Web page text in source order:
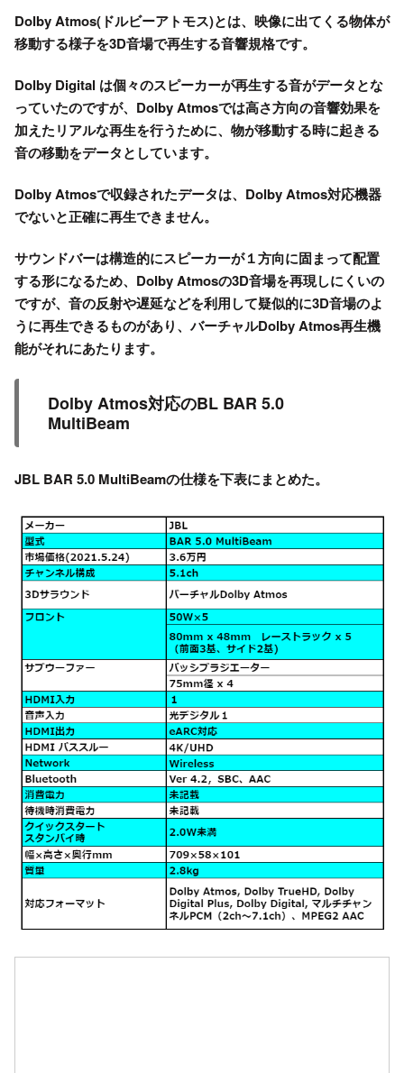
Dolby Atmos(ドルビーアトモス)とは、映像に出てくる物体が
移動する様子を3D音場で再生する音響規格です。
Dolby Digital は個々のスピーカーが再生する音がデータとな
っていたのですが、Dolby Atmosでは高さ方向の音響効果を
加えたリアルな再生を行うために、物が移動する時に起きる
音の移動をデータとしています。
Dolby Atmosで収録されたデータは、Dolby Atmos対応機器
でないと正確に再生できません。
サウンドバーは構造的にスピーカーが１方向に固まって配置
する形になるため、Dolby Atmosの3D音場を再現しにくいの
ですが、音の反射や遅延などを利用して疑似的に3D音場のよ
うに再生できるものがあり、バーチャルDolby Atmos再生機
能がそれにあたります。
Dolby Atmos対応のBL BAR 5.0
MultiBeam
JBL BAR 5.0 MultiBeamの仕様を下表にまとめた。